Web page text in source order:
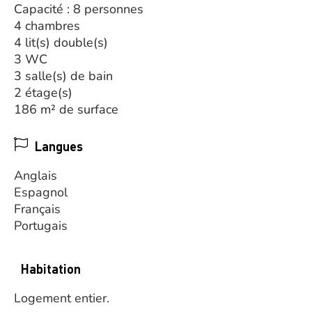
Capacité : 8 personnes
4 chambres
4 lit(s) double(s)
3 WC
3 salle(s) de bain
2 étage(s)
186 m² de surface
Langues
Anglais
Espagnol
Français
Portugais
Habitation
Logement entier.